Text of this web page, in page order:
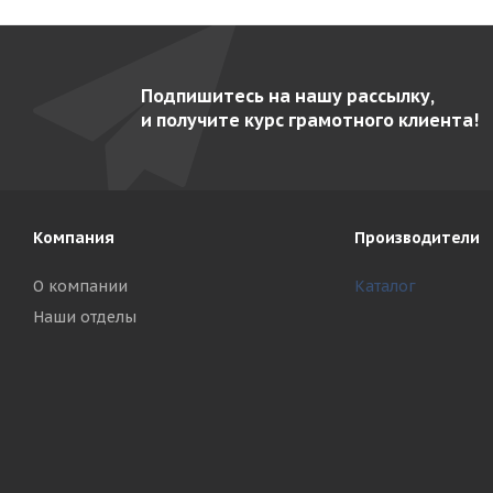
Подпишитесь на нашу рассылку,
и получите курс грамотного клиента!
Компания
О компании
Наши отделы
Производители
Каталог